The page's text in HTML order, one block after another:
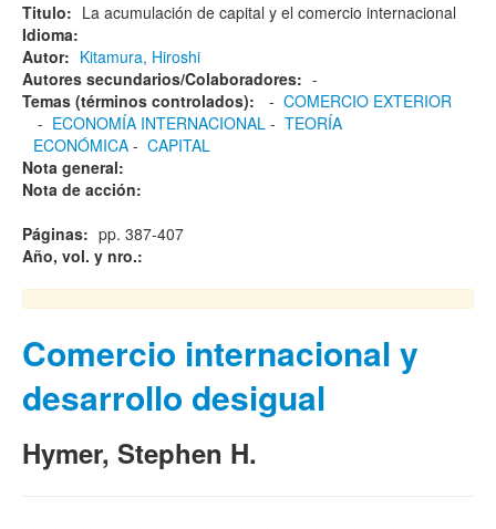
Titulo: La acumulación de capital y el comercio internacional
Idioma:
Autor: Kitamura, Hiroshi
Autores secundarios/Colaboradores: -
Temas (términos controlados):
- COMERCIO EXTERIOR
- ECONOMÍA INTERNACIONAL - TEORÍA
ECONÓMICA - CAPITAL
Nota general:
Nota de acción:
Páginas: pp. 387-407
Año, vol. y nro.:
Comercio internacional y
desarrollo desigual
Hymer, Stephen H.